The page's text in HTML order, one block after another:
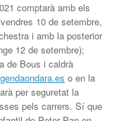
comptarà amb els
10 de setembre,
i amb la posterior
12 de setembre);
de Bous i caldrà
o en la
per seguretat la
pels carrers. Sí que